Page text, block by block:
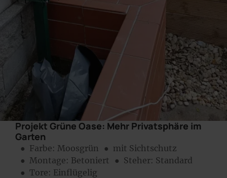
Projekt Grüne Oase: Mehr Privatsphäre im
Garten
● Farbe: Moosgrün
● mit Sichtschutz
● Montage: Betoniert
● Steher: Standard
● Tore: Einflügelig